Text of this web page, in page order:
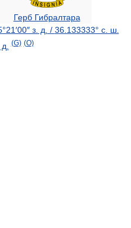
Герб Гибралтара
з. д. / 36.133333° с. ш.
(G) (O)